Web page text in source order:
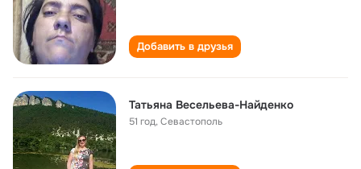
Добавить в друзья
Татьяна Весельева-Найденко
51 год,Севастополь